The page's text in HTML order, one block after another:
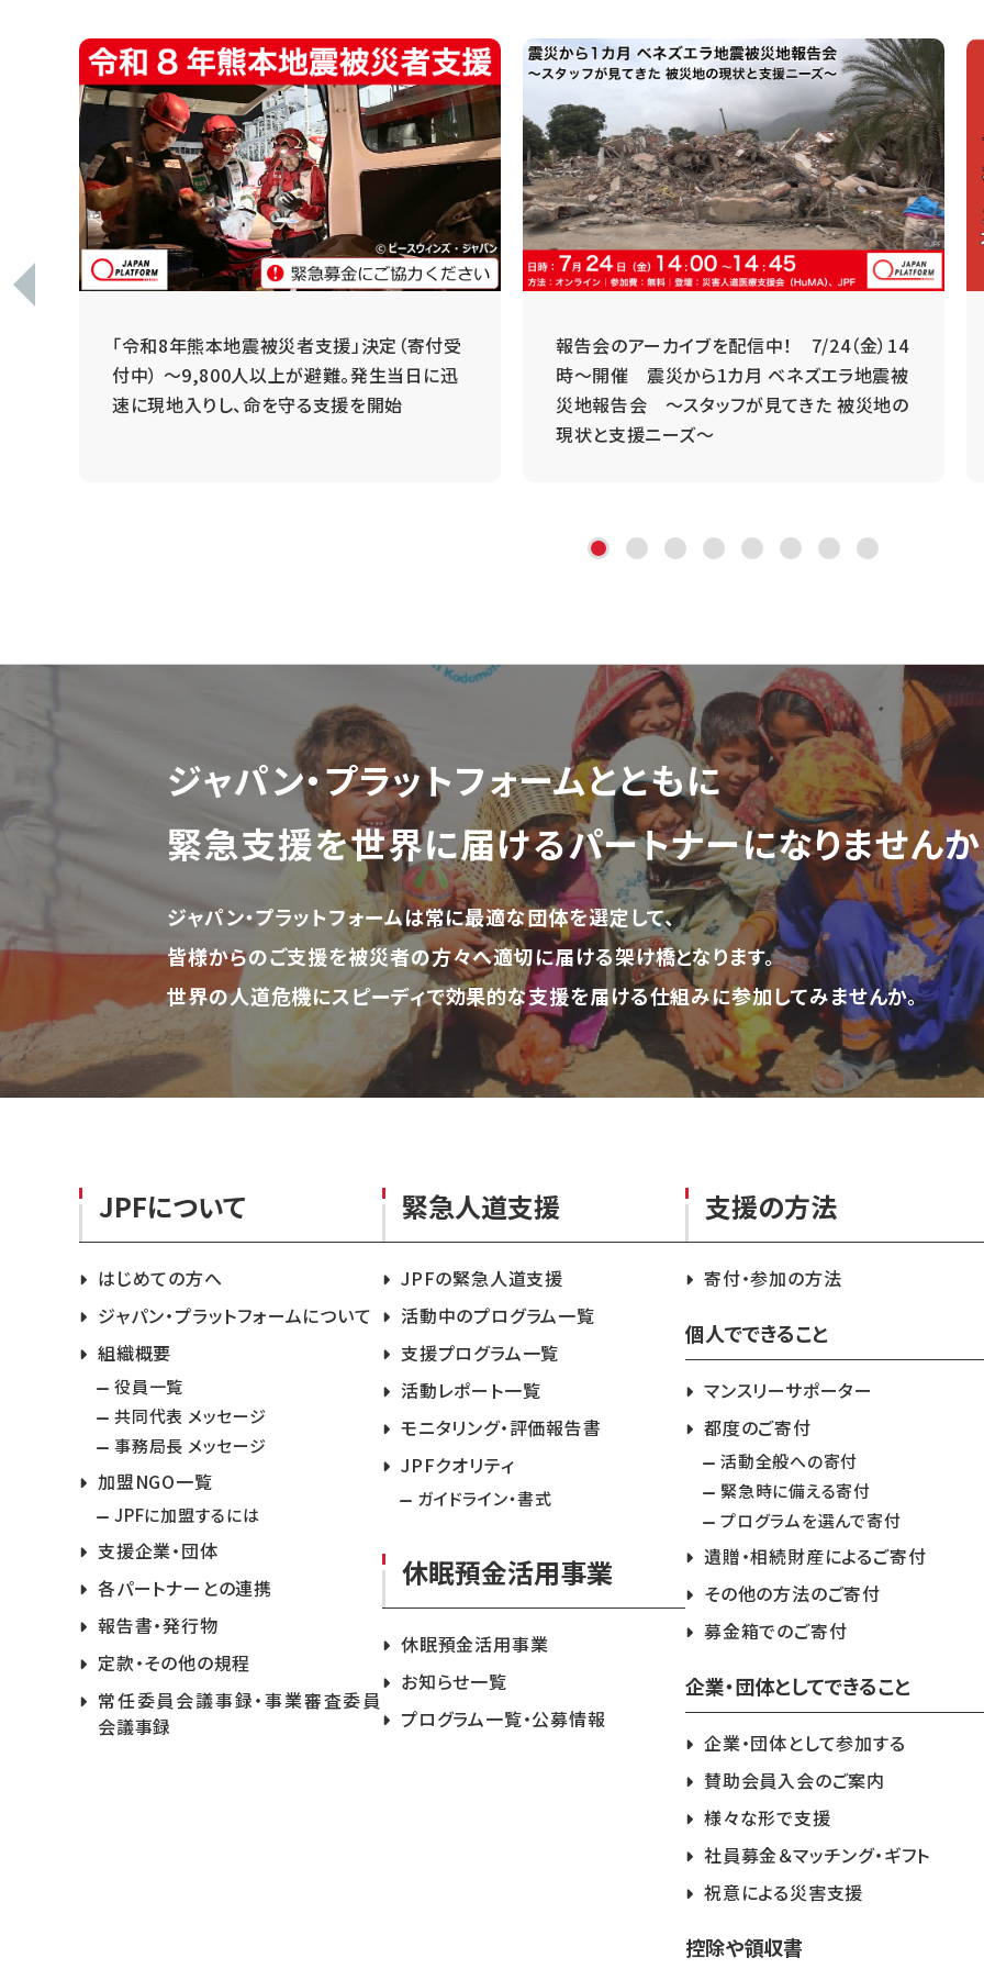
「令和8年熊本地震被災者支援」決定（寄付受
付中） ～9,800人以上が避難。発生当日に迅
速に現地入りし、命を守る支援を開始
報告会のアーカイブを配信中！ 7/24（金）14
時～開催 震災から1カ月 ベネズエラ地震被
災地報告会 ～スタッフが見てきた 被災地の
現状と支援ニーズ～
ジャパン・プラットフォームとともに
緊急支援を世界に届けるパートナーになりませんか
ジャパン・プラットフォームは常に最適な団体を選定して、
皆様からのご支援を被災者の方々へ適切に届ける架け橋となります。
世界の人道危機にスピーディで効果的な支援を届ける仕組みに参加してみませんか。
JPFについて
はじめての方へ
ジャパン・プラットフォームについて
組織概要
役員一覧
共同代表 メッセージ
事務局長 メッセージ
加盟NGO一覧
JPFに加盟するには
支援企業・団体
各パートナーとの連携
報告書・発行物
定款・その他の規程
常任委員会議事録・事業審査委員
会議事録
緊急人道支援
JPFの緊急人道支援
活動中のプログラム一覧
支援プログラム一覧
活動レポート一覧
モニタリング・評価報告書
JPFクオリティ
ガイドライン・書式
休眠預金活用事業
休眠預金活用事業
お知らせ一覧
プログラム一覧・公募情報
支援の方法
寄付・参加の方法
個人でできること
マンスリーサポーター
都度のご寄付
活動全般への寄付
緊急時に備える寄付
プログラムを選んで寄付
遺贈・相続財産によるご寄付
その他の方法のご寄付
募金箱でのご寄付
企業・団体としてできること
企業・団体として参加する
賛助会員入会のご案内
様々な形で支援
社員募金＆マッチング・ギフト
祝意による災害支援
控除や領収書